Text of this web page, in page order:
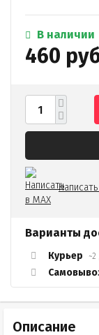
В наличии
460
Варианты
Курьер
Описание